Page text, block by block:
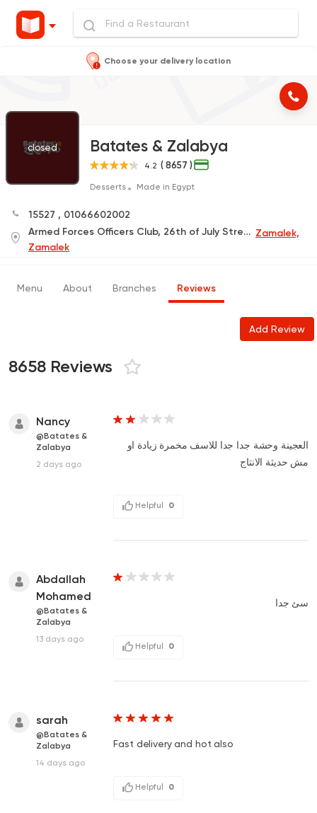
Choose your delivery location
closed Batates & Zalabya
4.2 ( 8657 )
Desserts Made in Egypt
15527 , 01066602002
Armed Forces Officers Club, 26th of July Street Zamalek,
Zamalek
Menu About Branches Reviews
Add Review
8658 Reviews
Nancy
@Batates &
Zalabya
2 days ago
العجينة وحشة جدا جدا للاسف مخمرة زيادة او
مش حديثة الانتاج
Helpful 0
Abdallah
Mohamed
@Batates &
Zalabya
13 days ago
سئ جدا
Helpful 0
sarah
@Batates &
Zalabya
14 days ago
Fast delivery and hot also
Helpful 0